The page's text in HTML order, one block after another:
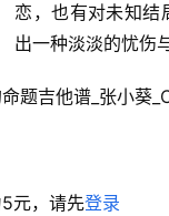
恋，也有对未知结
出一种淡淡的忧伤
5元，请先登录